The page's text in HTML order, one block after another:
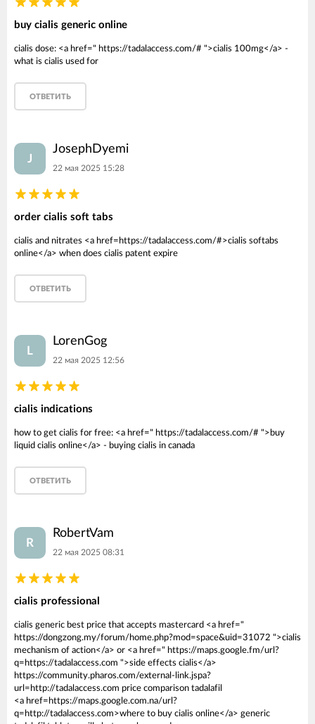
buy cialis generic online
cialis dose: <a href=" https://tadalaccess.com/# ">cialis 100mg</a> -
what is cialis used for
ОТВЕТИТЬ
J
JosephDyemi
22 мая 2025 15:28
order cialis soft tabs
cialis and nitrates <a href=https://tadalaccess.com/#>cialis softabs
online</a> when does cialis patent expire
ОТВЕТИТЬ
L
LorenGog
22 мая 2025 12:56
cialis indications
how to get cialis for free: <a href=" https://tadalaccess.com/# ">buy
liquid cialis online</a> - buying cialis in canada
ОТВЕТИТЬ
R
RobertVam
22 мая 2025 08:31
cialis professional
cialis generic best price that accepts mastercard <a href="
https://dongzong.my/forum/home.php?mod=space&uid=31072 ">cialis
mechanism of action</a> or <a href=" https://maps.google.fm/url?
q=https://tadalaccess.com ">side effects cialis</a>
https://community.pharos.com/external-link.jspa?
url=http://tadalaccess.com price comparison tadalafil
<a href=https://maps.google.com.na/url?
q=http://tadalaccess.com>where to buy cialis online</a> generic